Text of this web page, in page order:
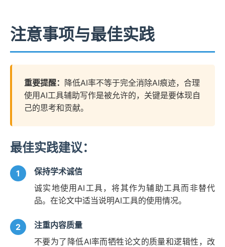
注意事项与最佳实践
重要提醒： 降低AI率不等于完全消除AI痕迹，合理
使用AI工具辅助写作是被允许的，关键是要体现自
己的思考和贡献。
最佳实践建议：
保持学术诚信
诚实地使用AI工具，将其作为辅助工具而非替代
品。在论文中适当说明AI工具的使用情况。
注重内容质量
不要为了降低AI率而牺牲论文的质量和逻辑性，改